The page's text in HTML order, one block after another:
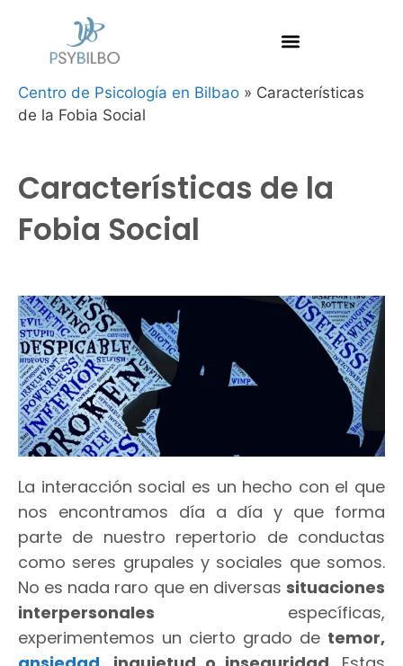
Centro de Psicología en Bilbao » Características
de la Fobia Social
Características de la
Fobia Social
La interacción social es un hecho con el que
nos encontramos día a día y que forma
parte de nuestro repertorio de conductas
como seres grupales y sociales que somos.
No es nada raro que en diversas situaciones
interpersonales específicas,
experimentemos un cierto grado de temor,